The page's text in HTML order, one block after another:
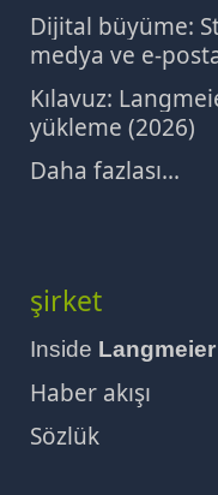
Dijital büyüme:
medya ve e-
Kılavuz:
yükleme (2026)
Daha fazlası...
şirket
Inside Langmeier
Haber akışı
Sözlük